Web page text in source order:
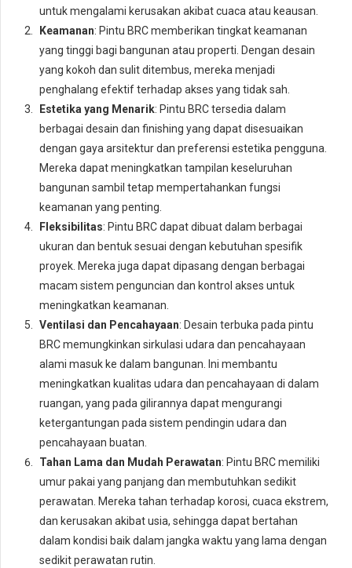
untuk mengalami kerusakan akibat cuaca atau keausan.
Keamanan: Pintu BRC memberikan tingkat keamanan
yang tinggi bagi bangunan atau properti. Dengan desain
yang kokoh dan sulit ditembus, mereka menjadi
penghalang efektif terhadap akses yang tidak sah.
Estetika yang Menarik: Pintu BRC tersedia dalam
berbagai desain dan finishing yang dapat disesuaikan
dengan gaya arsitektur dan preferensi estetika pengguna.
Mereka dapat meningkatkan tampilan keseluruhan
bangunan sambil tetap mempertahankan fungsi
keamanan yang penting.
Fleksibilitas: Pintu BRC dapat dibuat dalam berbagai
ukuran dan bentuk sesuai dengan kebutuhan spesifik
proyek. Mereka juga dapat dipasang dengan berbagai
macam sistem penguncian dan kontrol akses untuk
meningkatkan keamanan.
Ventilasi dan Pencahayaan: Desain terbuka pada pintu
BRC memungkinkan sirkulasi udara dan pencahayaan
alami masuk ke dalam bangunan. Ini membantu
meningkatkan kualitas udara dan pencahayaan di dalam
ruangan, yang pada gilirannya dapat mengurangi
ketergantungan pada sistem pendingin udara dan
pencahayaan buatan.
Tahan Lama dan Mudah Perawatan: Pintu BRC memiliki
umur pakai yang panjang dan membutuhkan sedikit
perawatan. Mereka tahan terhadap korosi, cuaca ekstrem,
dan kerusakan akibat usia, sehingga dapat bertahan
dalam kondisi baik dalam jangka waktu yang lama dengan
sedikit perawatan rutin.